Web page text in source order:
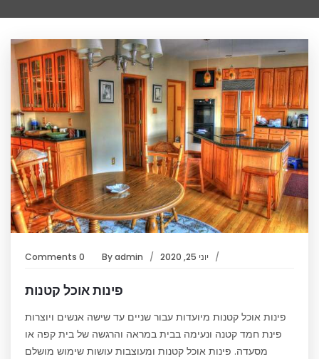
יוני 25, 2020 Byadmin
0 Comments
פינות אוכל קטנות
פינות אוכל קטנות מיועדות עבור שניים עד שישה אנשים ויוצרות
פינת חמד קטנה ונעימה בבית במראה והרגשה של בית קפה או
מסעדה. פינות אוכל קטנות ומעוצבות עושות שימוש מושלם